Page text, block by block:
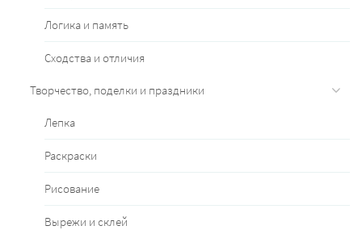
Логика и память
Сходства и отличия
Творчество, поделки и праздники
Лепка
Раскраски
Рисование
Вырежи и склей